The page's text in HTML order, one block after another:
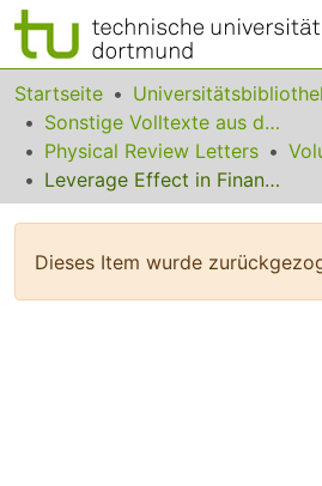
Bereiche & Sammlungen
Das gesamte Repositorium
Statistiken
Startseite
Sonstige Volltexte aus dem Bibliotheksangebot
Physical Review Letters
Leverage Effect in Financial Markets
Dieses Item wurde